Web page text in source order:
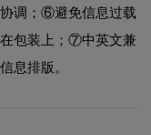
调；⑥避免信息过载
包装上；⑦中英文兼
息排版。